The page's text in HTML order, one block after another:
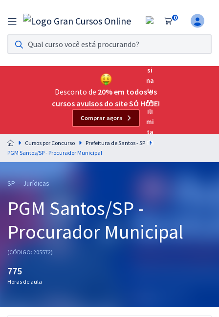
0
Assinatura Ilimitada 11
Acesso a todos os cursos. Teste grátis por 7 dias!
Assinatura OAB Até Passar
Acesso ilimitado a toda preparação para o Exame da
Residências Multiprofissionais
Preparação completa e intensiva para as principais
residências em saúde do Brasil
Cursos 20% OFF
Pós
Graduação
OAB
Desconto de 20% em todos os
cursos avulsos do site SÓ HOJE!
Comprar agora
Cursos por Concurso
Prefeitura de Santos - SP
PGM Santos/SP - Procurador Municipal
SP - Jurídicas
PGM Santos/SP -
Procurador Municipal
(CÓDIGO: 205572)
775
Horas de aula